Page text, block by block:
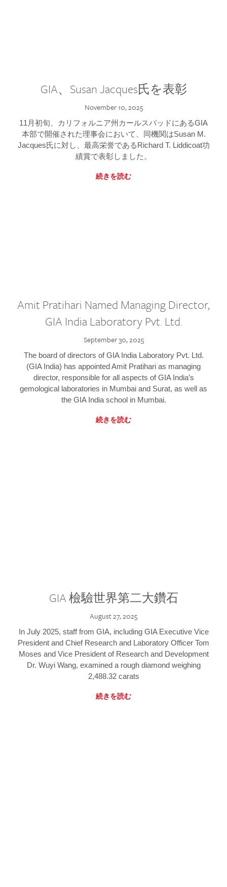
GIA、Susan Jacques氏を表彰
November 10, 2025
11月初旬、カリフォルニア州カールスバッドにあるGIA
本部で開催された理事会において、同機関はSusan M.
Jacques氏に対し、最高栄誉であるRichard T. Liddicoat功
績賞で表彰しました。
続きを読む
Amit Pratihari Named Managing Director,
GIA India Laboratory Pvt. Ltd.
September 30, 2025
The board of directors of GIA India Laboratory Pvt. Ltd.
(GIA India) has appointed Amit Pratihari as managing
director, responsible for all aspects of GIA India’s
gemological laboratories in Mumbai and Surat, as well as
the GIA India school in Mumbai.
続きを読む
GIA 檢驗世界第二大鑽石
August 27, 2025
In July 2025, staff from GIA, including GIA Executive Vice
President and Chief Research and Laboratory Officer Tom
Moses and Vice President of Research and Development
Dr. Wuyi Wang, examined a rough diamond weighing
2,488.32 carats
続きを読む